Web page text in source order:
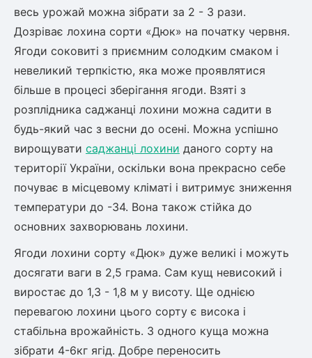
весь урожай можна зібрати за 2 - 3 рази.
Дозріває лохина сорти «Дюк» на початку червня.
Ягоди соковиті з приємним солодким смаком і
невеликий терпкістю, яка може проявлятися
більше в процесі зберігання ягоди. Взяті з
розплідника саджанці лохини можна садити в
будь-який час з весни до осені. Можна успішно
вирощувати саджанці лохини даного сорту на
території України, оскільки вона прекрасно себе
почуває в місцевому кліматі і витримує зниження
температури до -34. Вона також стійка до
основних захворювань лохини.
Ягоди лохини сорту «Дюк» дуже великі і можуть
досягати ваги в 2,5 грама. Сам кущ невисокий і
виростає до 1,3 - 1,8 м у висоту. Ще однією
перевагою лохини цього сорту є висока і
стабільна врожайність. З одного куща можна
зібрати 4-6кг ягід. Добре переносить